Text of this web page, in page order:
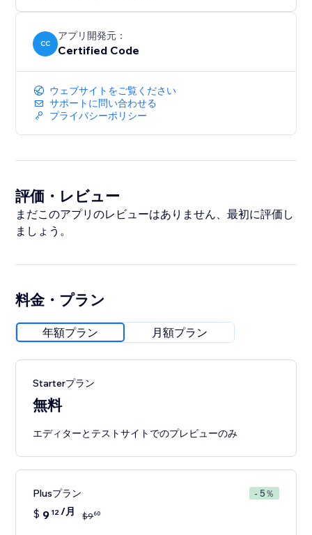
CC
アプリ開発元：
Certified Code
ウェブサイトをご覧ください
サポートに問い合わせる
プライバシーポリシー
評価・レビュー
まだこのアプリのレビューはありません、最初に評価し
ましょう。
料金・プラン
年額プラン 月額プラン
Starterプラン
無料
エディターとテストサイトでのプレビューのみ
Plusプラン - 5％
$ 9 12/月 $960